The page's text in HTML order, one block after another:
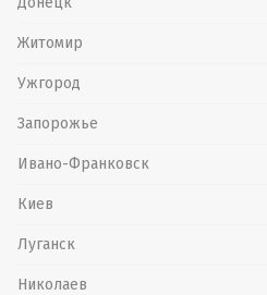
Житомир
Ужгород
Запорожье
Ивано-Франковск
Киев
Луганск
Николаев